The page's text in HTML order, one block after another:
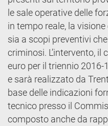
le sale operative delle
in tempo reale, la
sia a scopi preventivi
criminosi. L’intervento, il
euro per il triennio 2016-
e sarà realizzato da
base delle indicazioni
tecnico presso il
composto anche da